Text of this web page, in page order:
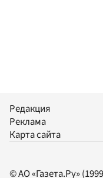
Редакция
Реклама
Карта сайта
© АО «Газета.Ру»